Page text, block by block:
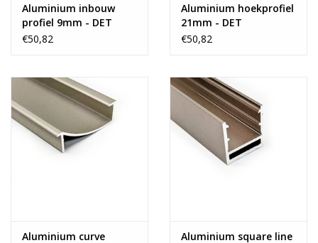
Aluminium inbouw
profiel 9mm - DET
€50,82
Aluminium hoekprofiel
21mm - DET
€50,82
Aluminium curve
Aluminium square line